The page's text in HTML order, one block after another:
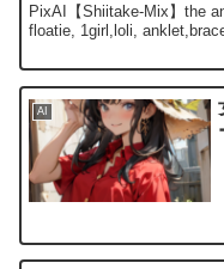
PixAI【Shiitake-Mix】the
floatie, 1girl,loli,
AI